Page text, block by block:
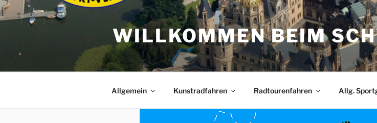
Zum
Inhalt
WILLKOMMEN BEIM
Allgemein Kunstradfahren Radtourenfahren Allg.